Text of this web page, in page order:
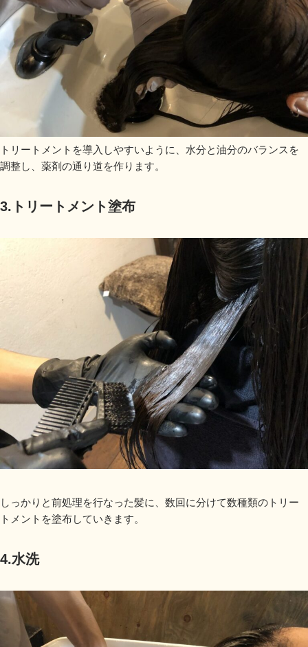
トリートメントを導入しやすいように、水分と油分のバランスを
調整し、薬剤の通り道を作ります。
3.トリートメント塗布
しっかりと前処理を行なった髪に、数回に分けて数種類のトリー
トメントを塗布していきます。
4.水洗